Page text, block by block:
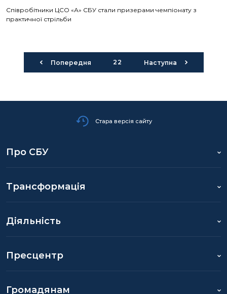
Співробітники ЦСО «А» СБУ стали призерами чемпіонату з
практичної стрільби
Попередня 22 Наступна
Стара версія сайту
Про СБУ
Трансформація
Діяльність
Пресцентр
Громадянам